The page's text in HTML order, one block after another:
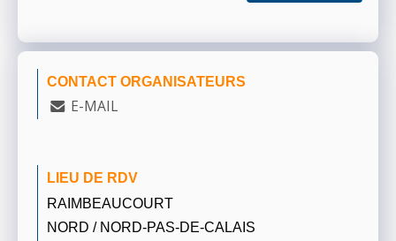
CONTACT ORGANISATEURS
E-MAIL
LIEU DE RDV
RAIMBEAUCOURT
NORD / NORD-PAS-DE-CALAIS